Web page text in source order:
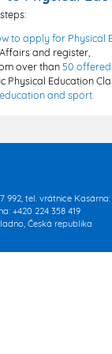
to apply for Physical
and register,
over than50
Physical Education
and sport.
992, tel. vrátnice
+420 224 358 419
Česká republika